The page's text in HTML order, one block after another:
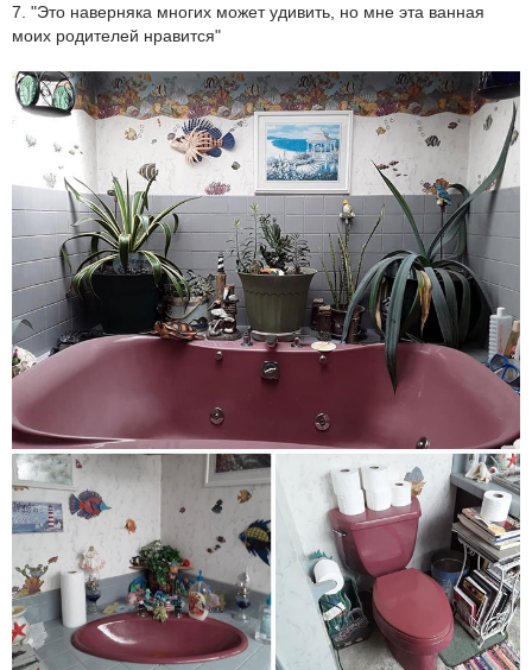
7. "Это наверняка многих может удивить, но мне эта ванная
моих родителей нравится"